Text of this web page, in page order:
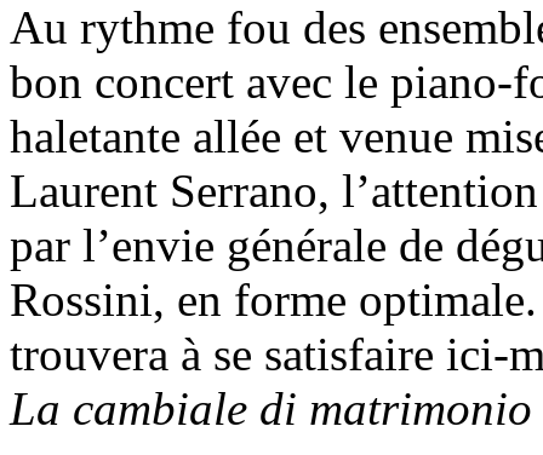
Au rythme fou des
bon concert avec le piano-
haletante allée et venue
Laurent Serrano,
par l’envie générale de
Rossini, en forme
trouvera à se satisfaire ici-
La cambiale di matrimonio